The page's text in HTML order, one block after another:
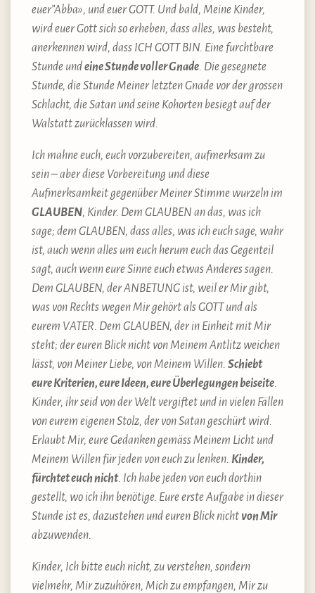
euer”Abba», und euer GOTT. Und bald, Meine Kinder,
wird euer Gott sich so erheben, dass alles, was besteht,
anerkennen wird, dass ICH GOTT BIN. Eine furchtbare
Stunde undeine Stunde voller Gnade. Die gesegnete
Stunde, die Stunde Meiner letzten Gnade vor der grossen
Schlacht, die Satan und seine Kohorten besiegt auf der
Walstatt zurücklassen wird.
Ich mahne euch, euch vorzubereiten, aufmerksam zu
sein – aber diese Vorbereitung und diese
Aufmerksamkeit gegenüber Meiner Stimme wurzeln im
GLAUBEN, Kinder. Dem GLAUBEN an das, was ich
sage; dem GLAUBEN, dass alles, was ich euch sage, wahr
ist, auch wenn alles um euch herum euch das Gegenteil
sagt, auch wenn eure Sinne euch etwas Anderes sagen.
Dem GLAUBEN, der ANBETUNG ist, weil er Mir gibt,
was von Rechts wegen Mir gehört als GOTT und als
eurem VATER. Dem GLAUBEN, der in Einheit mit Mir
steht; der euren Blick nicht von Meinem Antlitz weichen
lässt, von Meiner Liebe, von Meinem Willen. Schiebt
eure Kriterien, eure Ideen, eure Überlegungen beiseite.
Kinder, ihr seid von der Welt vergiftet und in vielen Fällen
von eurem eigenen Stolz, der von Satan geschürt wird.
Erlaubt Mir, eure Gedanken gemäss Meinem Licht und
Meinem Willen für jeden von euch zu lenken. Kinder,
fürchtet euch nicht. Ich habe jeden von euch dorthin
gestellt, wo ich ihn benötige. Eure erste Aufgabe in dieser
Stunde ist es, dazustehen und euren Blick nicht von Mir
abzuwenden.
Kinder, Ich bitte euch nicht, zu verstehen, sondern
vielmehr, Mir zuzuhören, Mich zu empfangen, Mir zu